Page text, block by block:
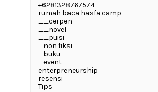
+6281328767574
rumah baca hasfa camp
__cerpen
__novel
__puisi
_non fiksi
_buku
_event
enterpreneurship
resensi
Tips